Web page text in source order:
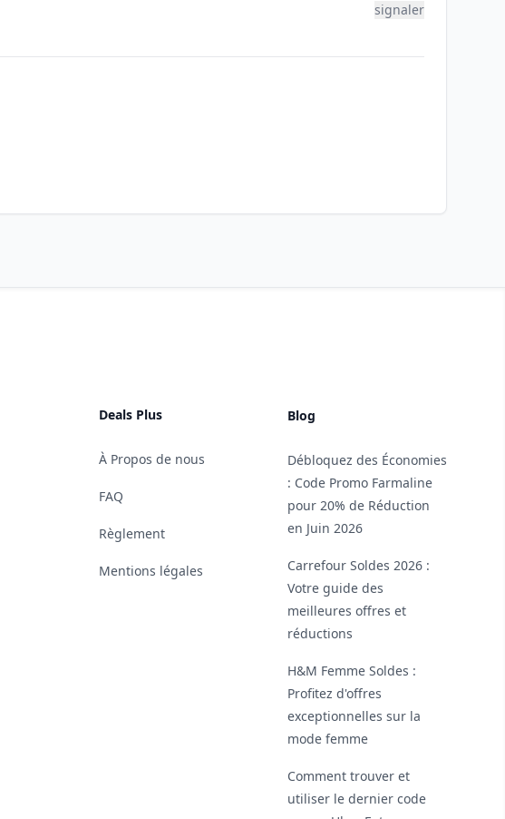
signaler
Deals Plus
À Propos de nous
FAQ
Règlement
Mentions légales
Blog
Débloquez des Économies
: Code Promo Farmaline
pour 20% de Réduction
en Juin 2026
Carrefour Soldes 2026 :
Votre guide des
meilleures offres et
réductions
H&M Femme Soldes :
Profitez d'offres
exceptionnelles sur la
mode femme
Comment trouver et
utiliser le dernier code